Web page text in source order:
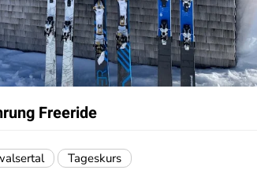
Freeride
Tageskurs